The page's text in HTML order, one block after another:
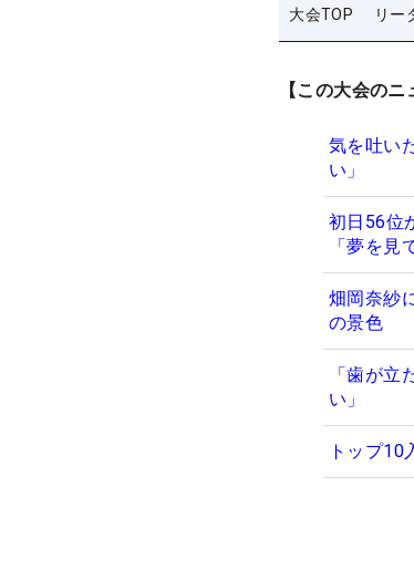
大会TOP リー
【この大会のニ
気を吐い
い」
初日56位
「夢を
畑岡奈紗
の景色
「歯が
い」
トップ